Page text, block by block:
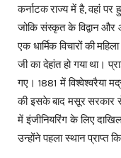
कर्नाटक राज्य में है, वहां पर
जोकि संस्कृत के विद्वान और
एक धार्मिक विचारों की
जी का देहांत हो गया था।
गए। 1881 में विश्वेश्वरैया
की इसके बाद मसूर सरकार
में इंजीनियरिंग के लिए
उन्होंने पहला स्थान प्राप्त